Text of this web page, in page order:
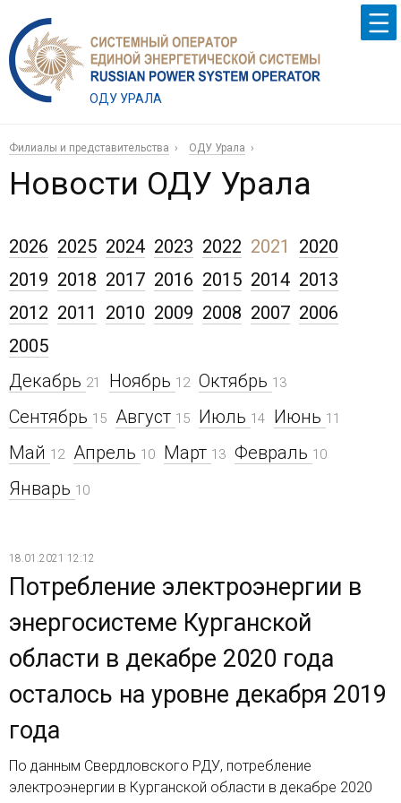
ОДУ УРАЛА
Филиалы и представительства ОДУ Урала
Новости ОДУ Урала
2026 2025 2024 2023 2022 2021
Декабрь 21 Ноябрь 12 Октябрь 13
Сентябрь 15 Август 15 Июль 14 Июнь 11
Май 12 Апрель 10 Март 13 Февраль 10
Январь 10
2020
2019 2018 2017 2016 2015 2014 2013
2012 2011 2010 2009 2008 2007 2006
2005
18.01.2021 12:12
Потребление электроэнергии в
энергосистеме Курганской
области в декабре 2020 года
осталось на уровне декабря 2019
года
По данным Свердловского РДУ, потребление
электроэнергии в Курганской области в декабре 2020